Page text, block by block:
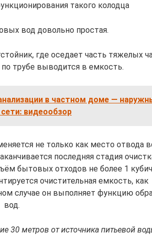
такого колодца
вод довольно простая.
где оседает часть тяжелых
трубе выводится в емкость.
в частном доме —
видеообзор
не только как место отвода
последняя стадия
бытовых отходов не более 1
очистительная емкость, как
случае он выполняет функцию
вод.
30 метров от источника питьевой